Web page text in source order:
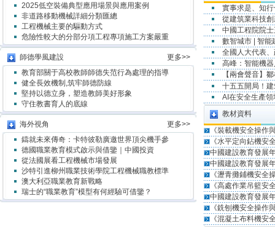
2025低空裝備典型應用場景與應用案例
非道路移動機械詳細分類匯總
工程機械主要的驅動方式
危險性較大的分部分項工程專項施工方案嚴重
師德學風建設
更多>>
教育部關于高校教師師德失范行為處理的指導
健全長效機制,筑牢師德防線
堅持以德立身，塑造教師美好形象
守住教書育人的底線
海外視角
更多>>
鑄就未來傳奇：卡特彼勒廣邀世界頂尖機手參
德國職業教育模式啟示與借鑒｜中國投資
從法國展看工程機械市場發展
沙特引進柳州職業技術學院工程機械職教標準
澳大利亞職業教育新戰略
瑞士的“職業教育”模型有何經驗可借鑒？
實事求是、
從建筑業科技
中國工程院院
數智城市 | 智能
全國人大代表
高峰：智能機
【兩會聲音】
十五五開局！
AI在安全生產
教材資料
《裝載機安全操作
《水平定向鉆機安
中國建設教育發展
中國建設教育發展
《瀝青攤鋪機安全
《高處作業吊籃安
中國建設教育發展
《銑刨機安全操作
《混凝土布料機安